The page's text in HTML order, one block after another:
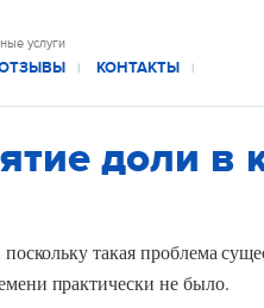
услуги
| КОНТАКТЫ |
доли в
такая проблема
практически не было.